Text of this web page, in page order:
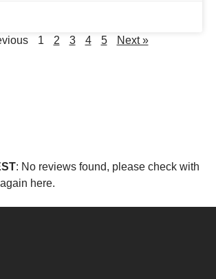
1 2 3 4 5 Next »
: No reviews found, please check with
here.